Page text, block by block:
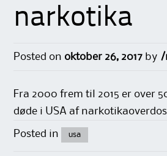
narkotika
Posted on oktober 26, 2017 by /
Fra 2000 frem til 2015 er over
døde i USA af
Posted in usa